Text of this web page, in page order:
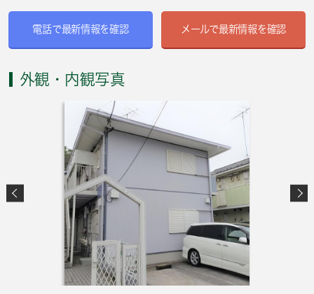
電話で最新情報を確認 メールで最新情報を確認
外観・内観写真